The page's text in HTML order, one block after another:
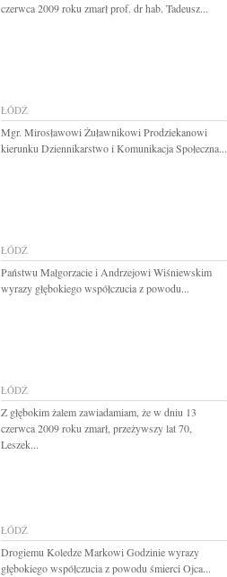
czerwca 2009 roku zmarł prof. dr hab. Tadeusz...
ŁÓDŹ
Mgr. Mirosławowi Żuławnikowi Prodziekanowi
kierunku Dziennikarstwo i Komunikacja Społeczna...
ŁÓDŹ
Państwu Małgorzacie i Andrzejowi Wiśniewskim
wyrazy głębokiego współczucia z powodu...
ŁÓDŹ
Z głębokim żalem zawiadamiam, że w dniu 13
czerwca 2009 roku zmarł, przeżywszy lat 70,
Leszek...
ŁÓDŹ
Drogiemu Koledze Markowi Godzinie wyrazy
głębokiego współczucia z powodu śmierci Ojca...